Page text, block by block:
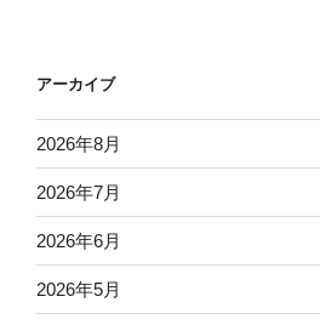
アーカイブ
2026年8月
2026年7月
2026年6月
2026年5月